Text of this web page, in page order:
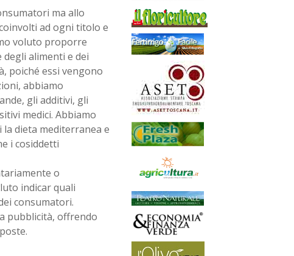
ma allo
ad ogni titolo e
voluto proporre
alimenti e dei
poiché essi vengono
abbiamo
gli additivi, gli
medici. Abbiamo
dieta mediterranea e
i cosiddetti
o
indicar quali
consumatori.
pubblicità, offrendo